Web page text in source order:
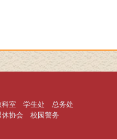
科室 学生处
总务处
休协会 校园警务